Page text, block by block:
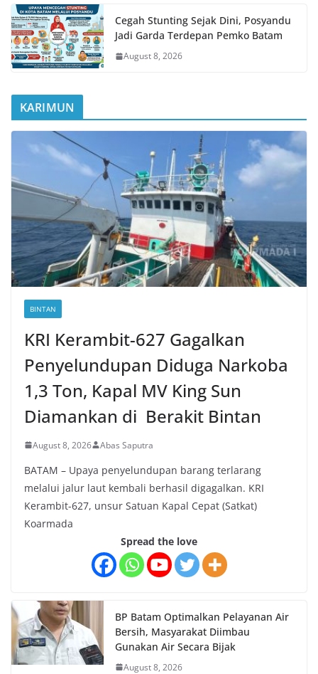
Cegah Stunting Sejak Dini, Posyandu
Jadi Garda Terdepan Pemko Batam
August 8, 2026
KARIMUN
BINTAN
KRI Kerambit-627 Gagalkan
Penyelundupan Diduga Narkoba
1,3 Ton, Kapal MV King Sun
Diamankan di Berakit Bintan
August 8, 2026 Abas Saputra
BATAM – Upaya penyelundupan barang terlarang
melalui jalur laut kembali berhasil digagalkan. KRI
Kerambit-627, unsur Satuan Kapal Cepat (Satkat)
Koarmada
Spread the love
BP Batam Optimalkan Pelayanan Air
Bersih, Masyarakat Diimbau
Gunakan Air Secara Bijak
August 8, 2026